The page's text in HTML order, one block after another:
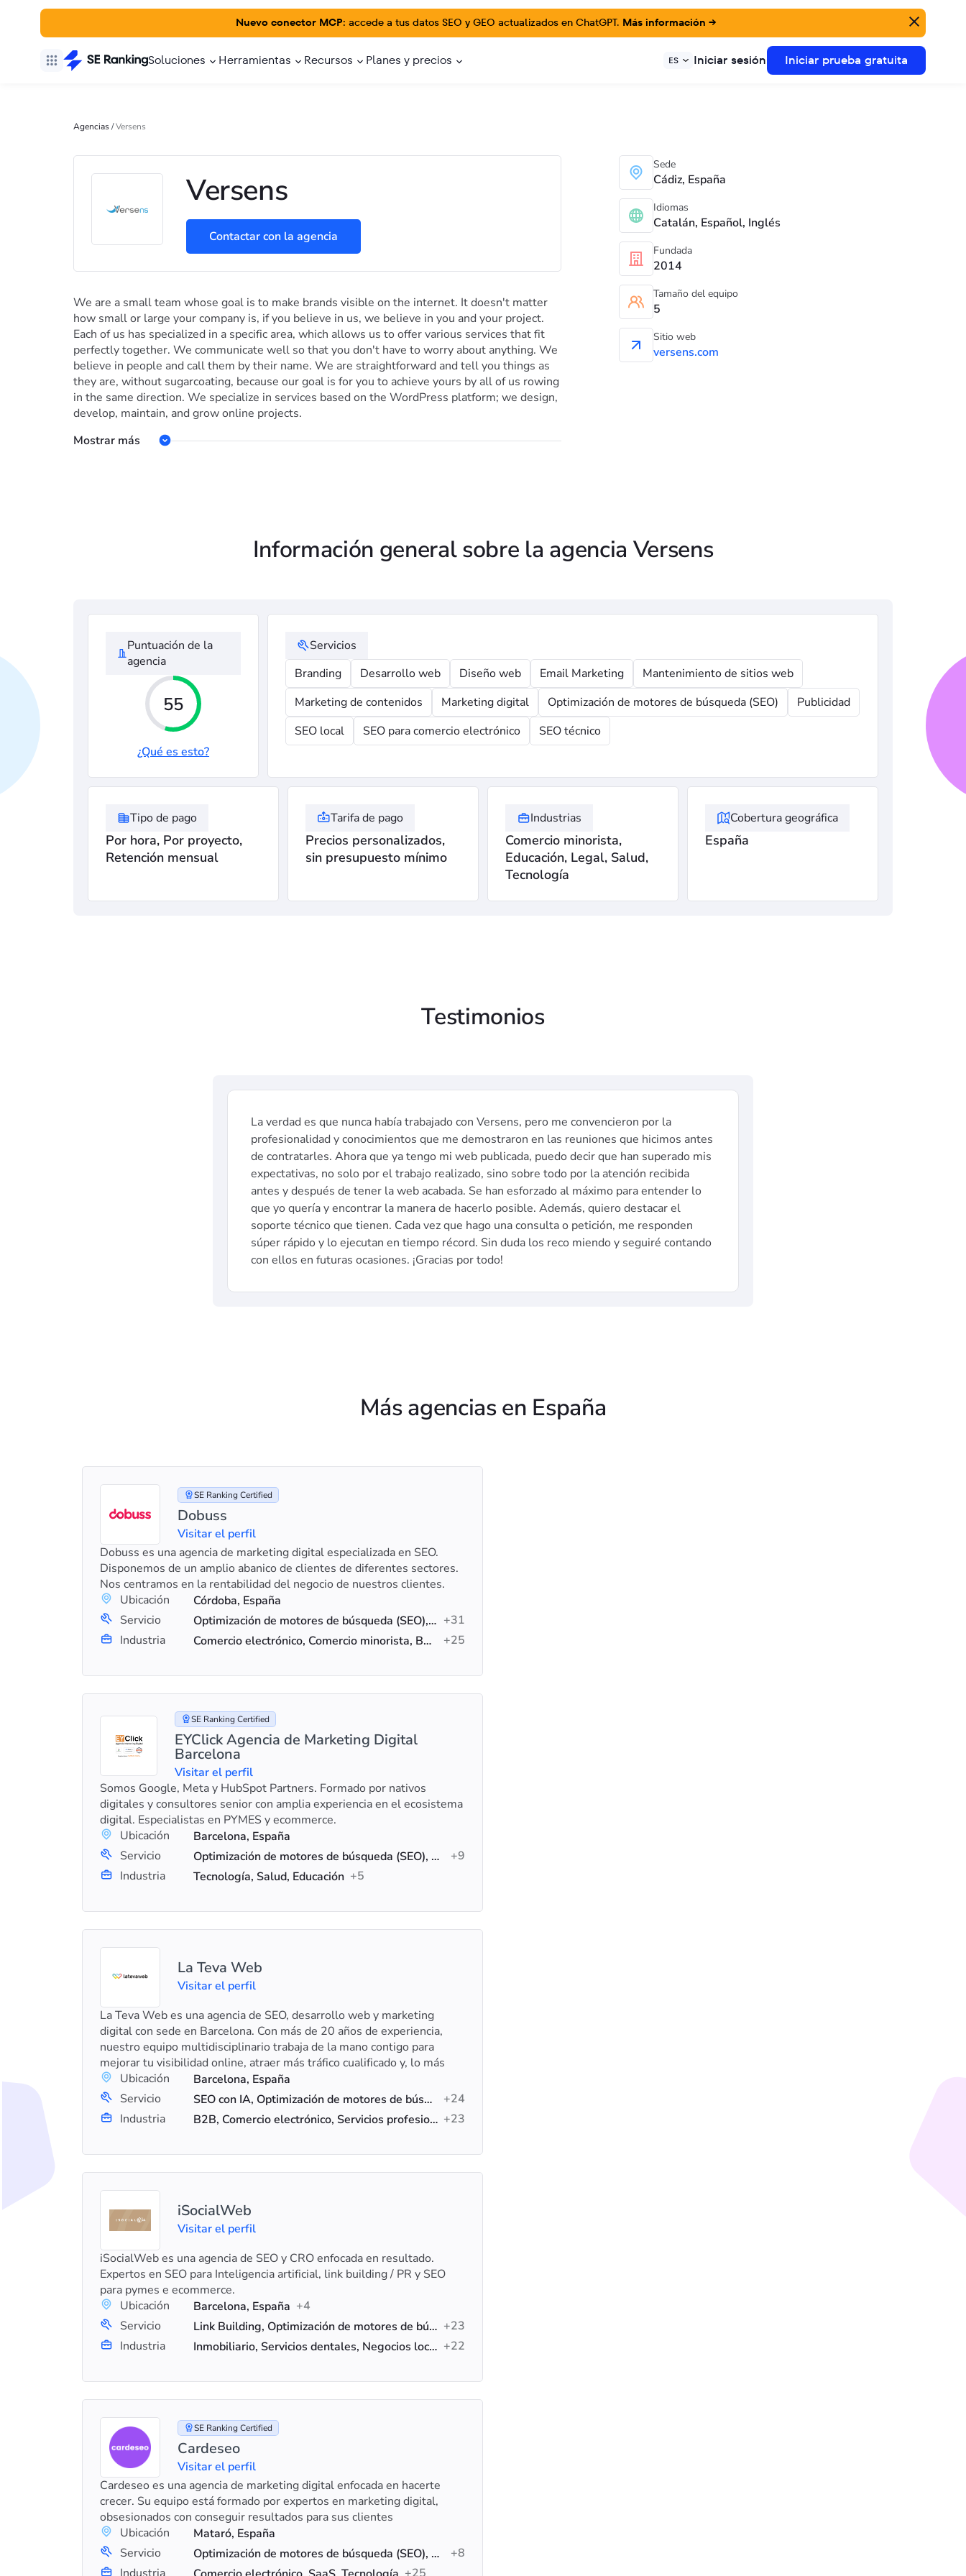
Nuevo conector MCP: accede a tus datos SEO y GEO actualizados en ChatGPT. Más información →
Soluciones Herramientas Recursos Planes y precios ES Iniciar sesión Iniciar prueba gratuita
Agencias/Versens
Versens
Contactar con la agencia
We are a small team whose goal is to make brands visible on the internet. It doesn't matter
how small or large your company is, if you believe in us, we believe in you and your project.
Each of us has specialized in a specific area, which allows us to offer various services that fit
perfectly together. We communicate well so that you don't have to worry about anything. We
believe in people and call them by their name. We are straightforward and tell you things as
they are, without sugarcoating, because our goal is for you to achieve yours by all of us rowing
in the same direction. We specialize in services based on the WordPress platform; we design,
develop, maintain, and grow online projects.
Mostrar más
Sede
Cádiz, España
Idiomas
Catalán, Español, Inglés
Fundada
2014
Tamaño del equipo
5
Sitio web
versens.com
Información general sobre la agencia Versens
Puntuación de la
agencia
55
¿Qué es esto?
Servicios
Branding
Desarrollo web Diseño web Email Marketing
Mantenimiento de sitios web
Marketing de contenidos
Marketing digital Optimización de motores de búsqueda (SEO)
Publicidad
SEO local
SEO para comercio electrónico SEO técnico
Tipo de pago
Por hora, Por proyecto,
Retención mensual
Tarifa de pago
Precios personalizados,
sin presupuesto mínimo
Industrias
Comercio minorista,
Educación, Legal, Salud,
Tecnología
Cobertura geográfica
España
Testimonios
La verdad es que nunca había trabajado con Versens, pero me convencieron por la
profesionalidad y conocimientos que me demostraron en las reuniones que hicimos antes
de contratarles. Ahora que ya tengo mi web publicada, puedo decir que han superado mis
expectativas, no solo por el trabajo realizado, sino sobre todo por la atención recibida
antes y después de tener la web acabada. Se han esforzado al máximo para entender lo
que yo quería y encontrar la manera de hacerlo posible. Además, quiero destacar el
soporte técnico que tienen. Cada vez que hago una consulta o petición, me responden
súper rápido y lo ejecutan en tiempo récord. Sin duda los reco miendo y seguiré contando
con ellos en futuras ocasiones. ¡Gracias por todo!
Más agencias en España
SE Ranking Certified
Dobuss
Visitar el perfil
Dobuss es una agencia de marketing digital especializada en SEO.
Disponemos de un amplio abanico de clientes de diferentes sectores.
Nos centramos en la rentabilidad del negocio de nuestros clientes.
Ubicación
Córdoba, España
Servicio
Optimización de motores de búsqueda (SEO), SEO local, Auditoría SEO +31
Industria
Comercio electrónico, Comercio minorista, B2B +25
SE Ranking Certified
EYClick Agencia de Marketing Digital
Barcelona
Visitar el perfil
Somos Google, Meta y HubSpot Partners. Formado por nativos
digitales y consultores senior con amplia experiencia en el ecosistema
digital. Especialistas en PYMES y ecommerce.
Ubicación
Barcelona, España
Servicio
Optimización de motores de búsqueda (SEO), Marketing digital, Marketing de contenidos
+9
Industria
Tecnología, Salud, Educación +5
La Teva Web
Visitar el perfil
La Teva Web es una agencia de SEO, desarrollo web y marketing
digital con sede en Barcelona. Con más de 20 años de experiencia,
nuestro equipo multidisciplinario trabaja de la mano contigo para
mejorar tu visibilidad online, atraer más tráfico cualificado y, lo más
importante, aumentar tus conversiones.
Ubicación
Barcelona, España
Servicio
SEO con IA, Optimización de motores de búsqueda (SEO), Diseño web
+24
Industria
B2B, Comercio electrónico, Servicios profesionales +23
iSocialWeb
Visitar el perfil
iSocialWeb es una agencia de SEO y CRO enfocada en resultado.
Expertos en SEO para Inteligencia artificial, link building / PR y SEO
para pymes e ecommerce.
Ubicación
Barcelona, España +4
Servicio
Link Building, Optimización de motores de búsqueda (SEO), SEO para Shopify +23
Industria
Inmobiliario, Servicios dentales, Negocios locales +22
SE Ranking Certified
Cardeseo
Visitar el perfil
Cardeseo es una agencia de marketing digital enfocada en hacerte
crecer. Su equipo está formado por expertos en marketing digital,
obsesionados con conseguir resultados para sus clientes
Ubicación
Mataró, España
Servicio
Optimización de motores de búsqueda (SEO), Desarrollo web, Marketing en redes sociales
+8